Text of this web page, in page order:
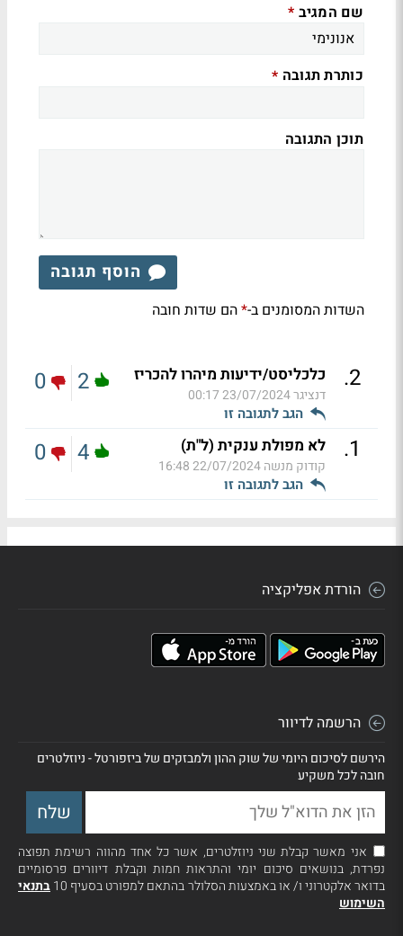
שם המגיב *
כותרת תגובה *
תוכן התגובה
הוסף תגובה
השדות המסומנים ב-*הם שדות חובה
2
. כלכליסט/ידיעות מיהרו להכריז
דנציגר23/07/2024 00:17
הגב לתגובה זו
2
0
1
. לא מפולת ענקית (ל"ת)
קודוק מנשה22/07/2024 16:48
הגב לתגובה זו
4
0
הורדת אפליקציה
הרשמה לדיוור
הירשם לסיכום היומי של שוק ההון ולמבזקים של ביזפורטל - ניוזלטרים
חובה לכל משקיע
אני מאשר קבלת שני ניוזלטרים, אשר כל אחד מהווה רשימת תפוצה
נפרדת, בנושאים סיכום יומי והתראות חמות וקבלת דיוורים פרסומיים
בדואר אלקטרוני ו/ או באמצעות הסלולר בהתאם למפורט בסעיף 10
בתנאי
השימוש